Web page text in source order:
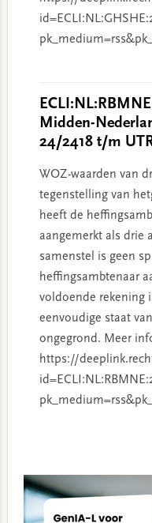
Midden-
24/2418 t/m
WOZ-waarden van
tegenstelling van
heeft de
aangemerkt als drie
samenstel is geen
heffingsambtenaar
voldoende rekening
eenvoudige staat
ongegrond. Meer
https://
Sidebar